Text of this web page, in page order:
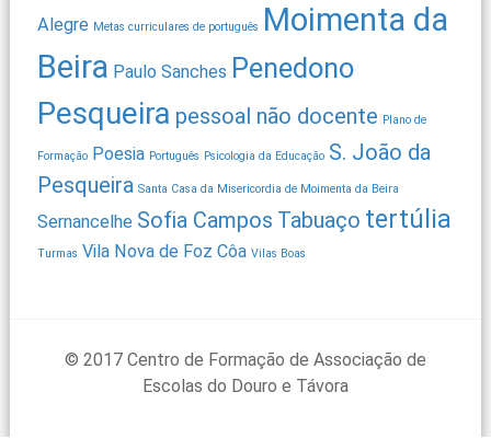
Alegre Metas curriculares de português Moimenta da
Beira Paulo Sanches Penedono
Pesqueira pessoal não docente Plano de
Formação Poesia Português Psicologia da Educação S. João da
Pesqueira Santa Casa da Misericordia de Moimenta da Beira
Sernancelhe Sofia Campos Tabuaço tertúlia
Turmas Vila Nova de Foz Côa Vilas Boas
© 2017 Centro de Formação de Associação de
Escolas do Douro e Távora